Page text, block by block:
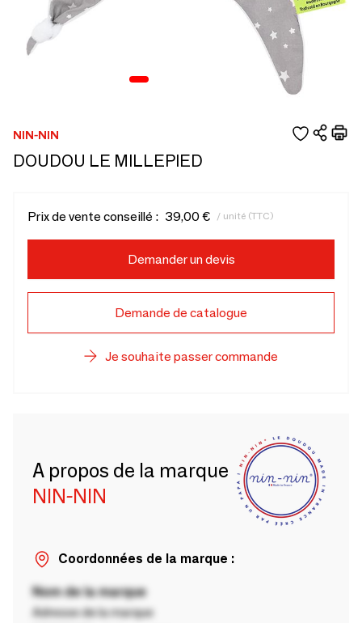
NIN-NIN
DOUDOU LE MILLEPIED
Prix de vente conseillé : 39,00 € / unité (TTC)
Demander un devis
Demande de catalogue
Je souhaite passer commande
A propos de la marque
NIN-NIN
Coordonnées de la marque :
Nom de la marque
Adresse de la marque